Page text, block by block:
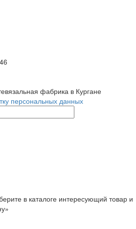
фабрика в Кургане
персональных данных
в каталоге интересующий товар и